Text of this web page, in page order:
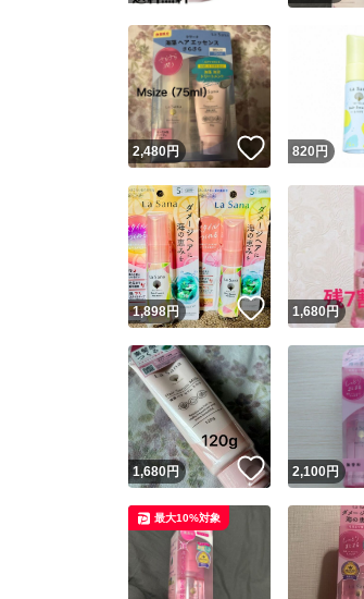
2,480円 いいね！
820 円
1,898円 いいね！
1,680円
1,680円 いいね！
2,100円
最大10%対象